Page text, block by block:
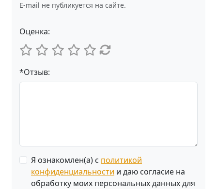
E-mail не публикуется на сайте.
Оценка:
*Отзыв:
Я ознакомлен(а) с политикой
конфиденциальности и даю согласие на
обработку моих персональных данных для